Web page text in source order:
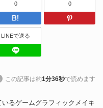
Facebook
0
はてなブッ
0
Tumblr
LINEで送る
この記事は約1分36秒で読めます
るゲームグラフィックメイキ